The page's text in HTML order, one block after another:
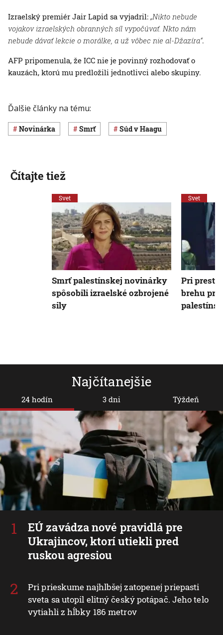
Izraelský premiér Jair Lapid sa vyjadril: „Nikto nebude
vojakov izraelských obranných síl vypočúvať. Nkto nám
nebude dávať lekcie o morálke, a už vôbec nie al-Džazíra“.
AFP pripomenula, že ICC nie je povinný rozhodovať o
kauzách, ktorú mu predložili jednotlivci alebo skupiny.
Ďalšie články na tému:
novinárka smrť súd v Haagu
Najčítanejšie
24 hodín
EÚ zavádza nové pravidlá pre
Ukrajincov, ktorí utiekli pred
ruskou agresiou
Pri prieskume najhlbšej zatopenej priepasti
sveta sa utopil elitný český potápač. Jeho telo
vytiahli z hĺbky 186 metrov
3 dni Týždeň
Čítajte tiež
Svet
Smrť palestínskej novinárky
spôsobili izraelské ozbrojené
sily
Svet
Pri
brehu